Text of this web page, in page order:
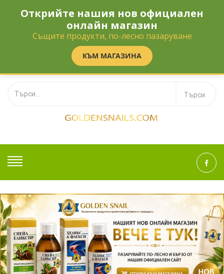
Открийте нашия нов официален
онлайн магазин
Същите продукти, по-лесно пазаруване
КЪМ МАГАЗИНА
Телефон:‎0895 110 112
office@golden-snail.com
BG
EN